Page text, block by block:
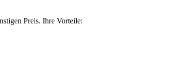
Preis. Ihre Vorteile: